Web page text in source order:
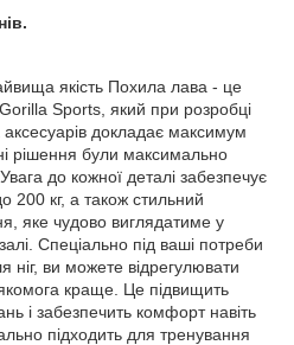
якість Похила лава - це
Sports, який при розробці
докладає максимум
рішення були максимально
до кожної деталі забезпечує
200 кг, а також стильний
яке чудово виглядатиме у
Спеціально під ваші потреби
ви можете відрегулювати
краще. Це підвищить
і забезпечить комфорт навіть
підходить для тренування